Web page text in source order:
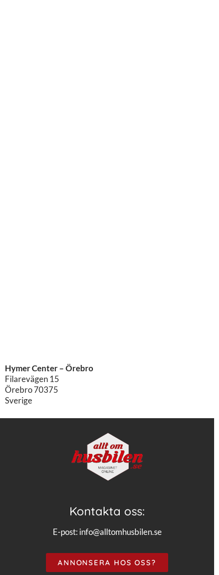
Hymer Center – Örebro
Filarevägen 15
Örebro70375
Sverige
Kontakta oss:
E-post: info@alltomhusbilen.se
ANNONSERA HOS OSS?